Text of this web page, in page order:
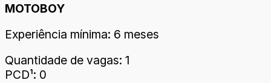
MOTOBOY
Experiência mínima: 6 meses
Quantidade de vagas: 1
PCD¹: 0